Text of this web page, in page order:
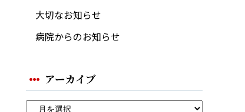
大切なお知らせ
病院からのお知らせ
アーカイブ